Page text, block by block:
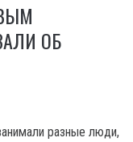
ОБ
разные люди,